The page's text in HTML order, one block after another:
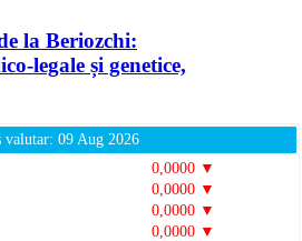
la Beriozchi:
legale și genetice,
valutar: 09 Aug 2026
0,0000 ▼
0,0000 ▼
0,0000 ▼
0,0000 ▼